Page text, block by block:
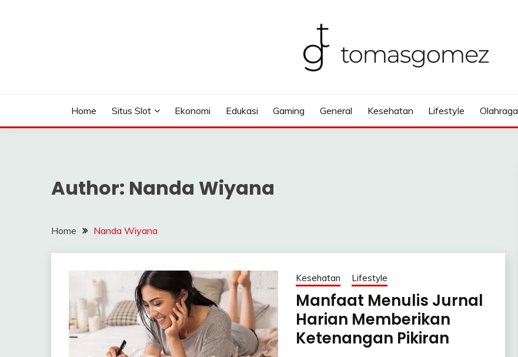
Home Situs Slot Ekonomi Edukasi Gaming General Kesehatan Lifestyle Olahraga
Author: Nanda Wiyana
Home Nanda Wiyana
Kesehatan Lifestyle
Manfaat Menulis Jurnal
Harian Memberikan
Ketenangan Pikiran